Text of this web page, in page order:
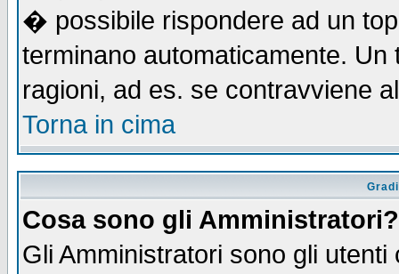
� possibile rispondere ad un
terminano automaticamente.
ragioni, ad es. se contravviene
Torna in cima
Cosa sono gli Amministratori?
Gli Amministratori sono gli